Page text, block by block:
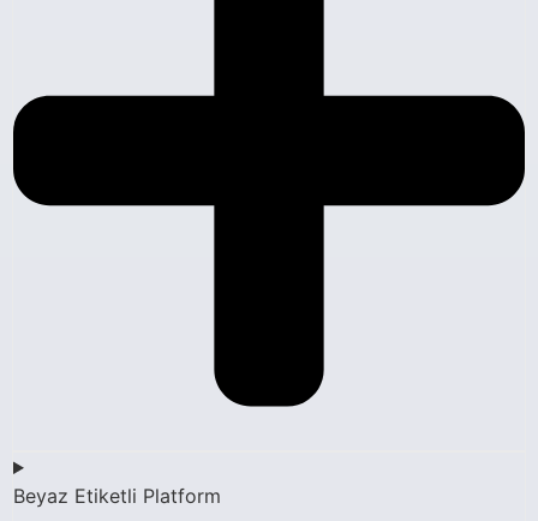
Beyaz Etiketli Platform